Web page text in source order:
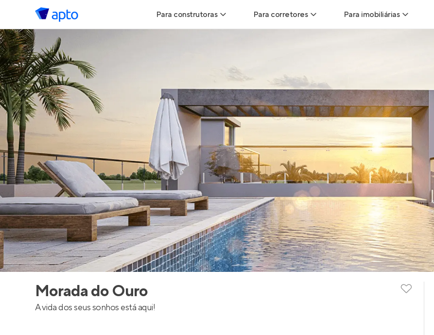
Para construtoras
Geração de Visitas
Geração de Vendas
Maiores Construtoras
Parcerias Imobiliárias
Anunciar Imóveis
Para corretores
Parcerias imobiliárias
Hub de Corretores
Perfil Verificado
Anunciar imóveis
Para imobiliárias
Anunciar imóveis
Morada do Ouro
A vida dos seus sonhos está aqui!